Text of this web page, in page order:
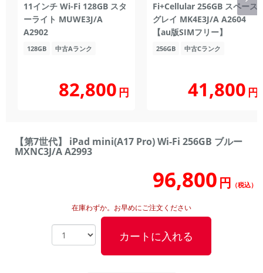
11インチ Wi-Fi 128GB スタ
ーライト MUWE3J/A
A2902
128GB 中古Aランク
82,800円
Fi+Cellular 256GB スペース
グレイ MK4E3J/A A2604
【au版SIMフリー】
256GB 中古Cランク
41,800円
【第7世代】 iPad mini(A17 Pro) Wi-Fi 256GB ブルー
MXNC3J/A A2993
96,800 円 （税込）
在庫わずか。お早めにご注文ください
カートに入れる